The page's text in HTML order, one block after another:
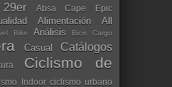
29er Absa Cape Epic
Alimentación
All
Bike Análisis Bicis Cargo
Casual Catálogos
Ciclismo de
Indoor ciclismo urbano